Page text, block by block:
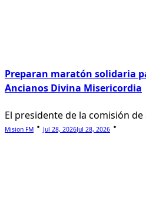
Preparan maratón solidaria
Ancianos Divina Misericordia
El presidente de la comisión
Mision FM Jul 28, 2026Jul 28, 2026